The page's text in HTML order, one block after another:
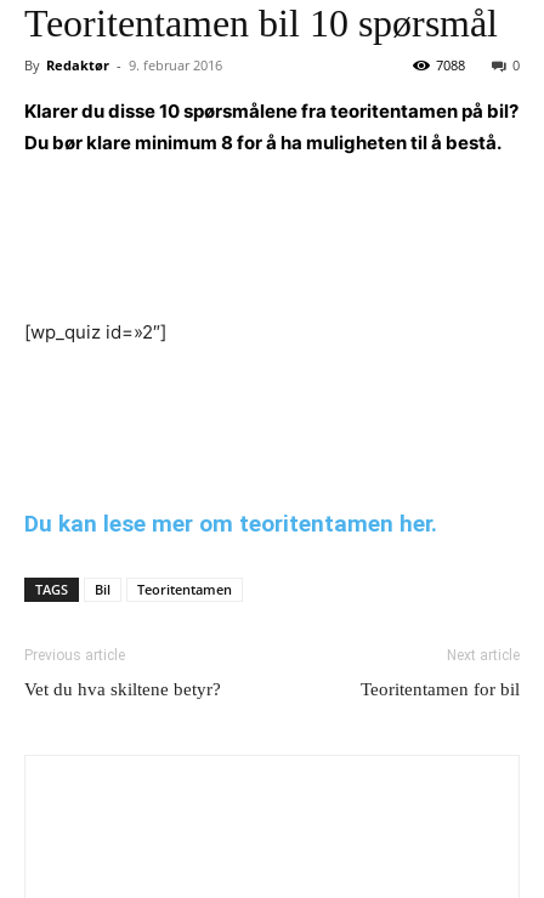
Teoritentamen bil 10 spørsmål
By Redaktør - 9. februar 2016 0
7088
Klarer du disse 10 spørsmålene fra teoritentamen på bil?
Du bør klare minimum 8 for å ha muligheten til å bestå.
[wp_quiz id=»2″]
Du kan lese mer om teoritentamen her.
TAGS Bil Teoritentamen
Previous article
Vet du hva skiltene betyr?
Next article
Teoritentamen for bil